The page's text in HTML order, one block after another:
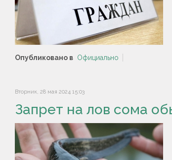
Опубликовано в Официально
Вторник, 28 мая 2024 15:03
Запрет на лов сома